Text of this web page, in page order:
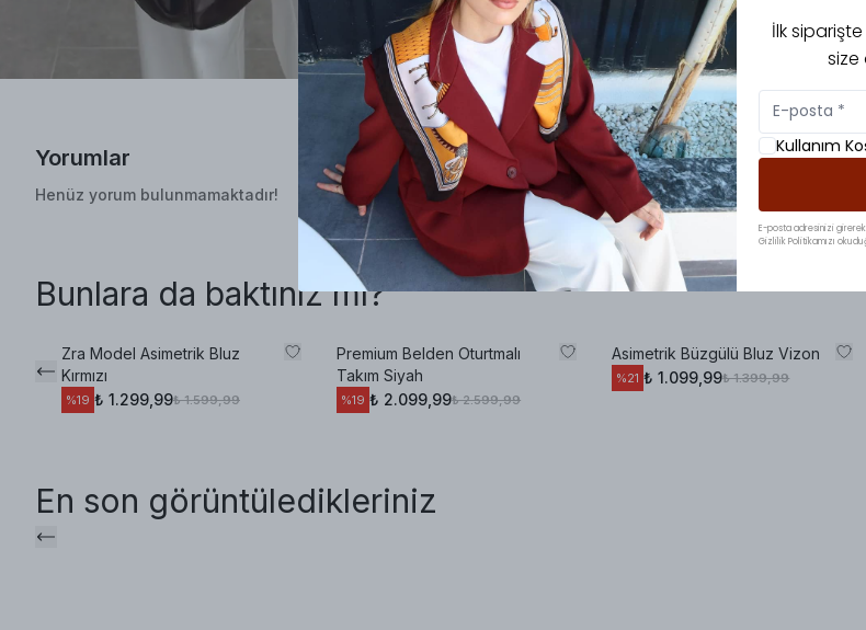
Yorumlar
Henüz yorum bulunmamaktadır!
Bunlara da baktınız mı?
Zra Model Asimetrik Bluz
Kırmızı
%19 ₺ 1.299,99₺ 1.599,99
Premium Belden Oturtmalı
Takım Siyah
%19 ₺ 2.099,99₺ 2.599,99
Asimetrik Büzgülü Bluz Vizon
%21 ₺ 1.099,99₺ 1.399,99
En son görüntüledikleriniz
İlk
size
Kullanım
E-posta adresinizi
Gizlilik Politikamızı